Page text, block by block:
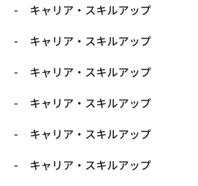
キャリア・スキルアップ
キャリア・スキルアップ
キャリア・スキルアップ
キャリア・スキルアップ
キャリア・スキルアップ
キャリア・スキルアップ